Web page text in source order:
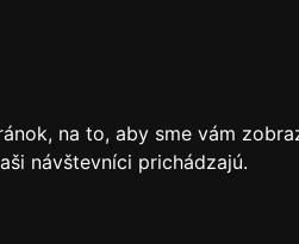
na to, aby sme vám
návštevníci prichádzajú.